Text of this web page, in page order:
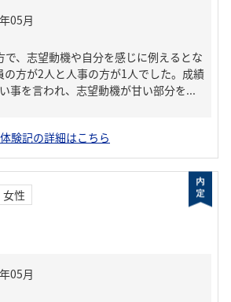
で、志望動機や自分を感じに例えるとな
の方が2人と人事の方が1人でした。成績
事を言われ、志望動機が甘い部分を...
体験記の詳細はこちら
女性